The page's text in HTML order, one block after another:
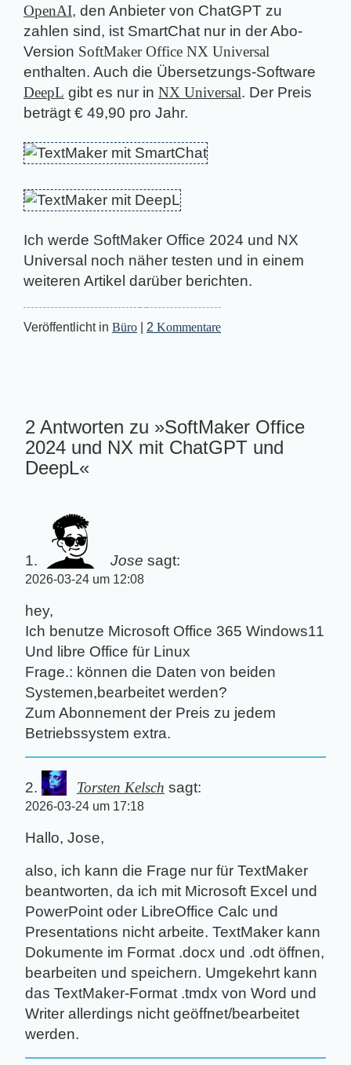
OpenAI, den Anbieter von ChatGPT zu
zahlen sind, ist SmartChat nur in der Abo-
Version SoftMaker Office NX Universal
enthalten. Auch die Übersetzungs-Software
DeepL gibt es nur in NX Universal. Der Preis
beträgt € 49,90 pro Jahr.
Ich werde SoftMaker Office 2024 und NX
Universal noch näher testen und in einem
weiteren Artikel darüber berichten.
Veröffentlicht in Büro 2 Kommentare
2 Antworten zu »SoftMaker Office
2024 und NX mit ChatGPT und
DeepL«
Jose sagt:
2026-03-24 um 12:08
hey,
Ich benutze Microsoft Office 365 Windows11
Und libre Office für Linux
Frage.: können die Daten von beiden
Systemen,bearbeitet werden?
Zum Abonnement der Preis zu jedem
Betriebssystem extra.
Torsten Kelsch sagt:
2026-03-24 um 17:18
Hallo, Jose,
also, ich kann die Frage nur für TextMaker
beantworten, da ich mit Microsoft Excel und
PowerPoint oder LibreOffice Calc und
Presentations nicht arbeite. TextMaker kann
Dokumente im Format .docx und .odt öffnen,
bearbeiten und speichern. Umgekehrt kann
das TextMaker-Format .tmdx von Word und
Writer allerdings nicht geöffnet/bearbeitet
werden.